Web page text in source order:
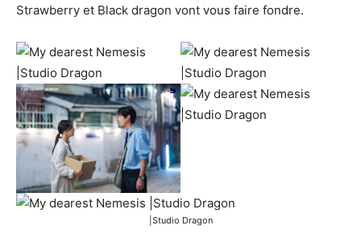
Strawberry et Black dragon vont vous faire fondre.
|Studio Dragon